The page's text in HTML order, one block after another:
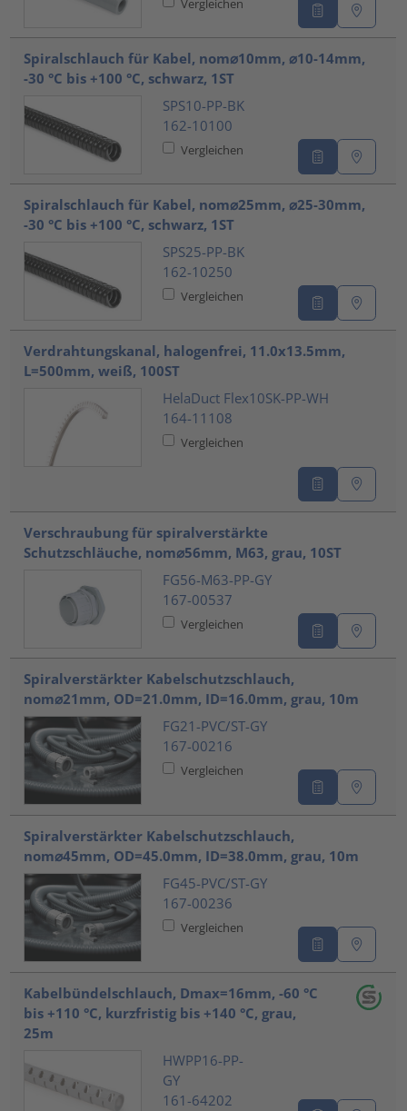
Vergleichen
Spiralschlauch für Kabel, nom⌀10mm, ⌀10-14mm,
-30 °C bis +100 °C, schwarz, 1ST
SPS10-PP-BK
162-10100
Vergleichen
Spiralschlauch für Kabel, nom⌀25mm, ⌀25-30mm,
-30 °C bis +100 °C, schwarz, 1ST
SPS25-PP-BK
162-10250
Vergleichen
Verdrahtungskanal, halogenfrei, 11.0x13.5mm,
L=500mm, weiß, 100ST
HelaDuct Flex10SK-PP-WH
164-11108
Vergleichen
Verschraubung für spiralverstärkte
Schutzschläuche, nom⌀56mm, M63, grau, 10ST
FG56-M63-PP-GY
167-00537
Vergleichen
Spiralverstärkter Kabelschutzschlauch,
nom⌀21mm, OD=21.0mm, ID=16.0mm, grau, 10m
FG21-PVC/ST-GY
167-00216
Vergleichen
Spiralverstärkter Kabelschutzschlauch,
nom⌀45mm, OD=45.0mm, ID=38.0mm, grau, 10m
FG45-PVC/ST-GY
167-00236
Vergleichen
Kabelbündelschlauch, Dmax=16mm, -60 °C
bis +110 °C, kurzfristig bis +140 °C, grau,
25m
HWPP16-PP-
GY
161-64202